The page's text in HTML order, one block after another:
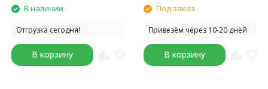
В наличии
Отгрузка сегодня!
В корзину
Под заказ
Привезём через 10-20 дней
В корзину